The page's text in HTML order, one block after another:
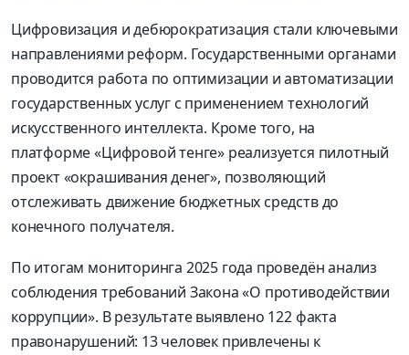
Цифровизация и дебюрократизация стали ключевыми
направлениями реформ. Государственными органами
проводится работа по оптимизации и автоматизации
государственных услуг с применением технологий
искусственного интеллекта. Кроме того, на
платформе «Цифровой тенге» реализуется пилотный
проект «окрашивания денег», позволяющий
отслеживать движение бюджетных средств до
конечного получателя.
По итогам мониторинга 2025 года проведён анализ
соблюдения требований Закона «О противодействии
коррупции». В результате выявлено 122 факта
правонарушений: 13 человек привлечены к